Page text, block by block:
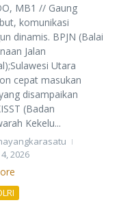
MB1 // Gaung
komunikasi
dinamis. BPJN (Balai
Jalan
Utara
cepat masukan
disampaikan
(Badan
Kekelu...
2026